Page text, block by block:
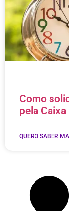
Como
pela Caixa
QUERO SABER